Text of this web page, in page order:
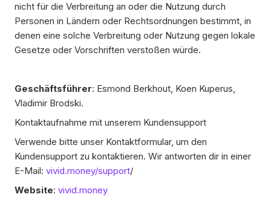
nicht für die Verbreitung an oder die Nutzung durch
Personen in Ländern oder Rechtsordnungen bestimmt, in
denen eine solche Verbreitung oder Nutzung gegen lokale
Gesetze oder Vorschriften verstoßen würde.
Geschäftsführer: Esmond Berkhout, Koen Kuperus,
Vladimir Brodski.
Kontaktaufnahme mit unserem Kundensupport
Verwende bitte unser Kontaktformular, um den
Kundensupport zu kontaktieren. Wir antworten dir in einer
E-Mail: vivid.money/support/
Website: vivid.money